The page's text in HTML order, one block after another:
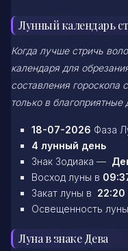
Лунный календарь
Когда лучше стричь
календаря для
составления гороскопа
только в благоприятные
18-07-2026 Фаза
4 лунный день
Знак Зодиака —
Восход луны в
Закат луны в 22:20
Освещенность луны
Луна в знаке Дева